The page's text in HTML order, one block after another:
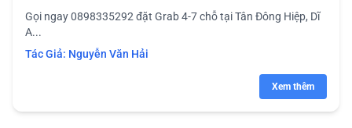
Gọi ngay 0898335292 đặt Grab 4-7 chỗ tại Tân Đông Hiệp, Dĩ
A...
Tác Giả: Nguyễn Văn Hải
Xem thêm